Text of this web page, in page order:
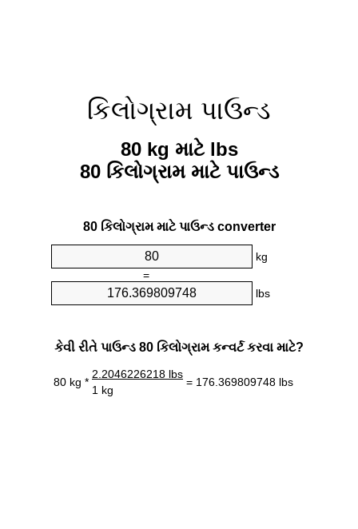
કિલોગ્રામ પાઉન્ડ
80 kg માટે lbs
80 કિલોગ્રામ માટે પાઉન્ડ
80 કિલોગ્રામ માટે પાઉન્ડ converter
kg
=
lbs
કેવી રીતે પાઉન્ડ 80 કિલોગ્રામ કન્વર્ટ કરવા માટે?
80 kg *
2.2046226218 lbs
= 176.369809748 lbs
1 kg